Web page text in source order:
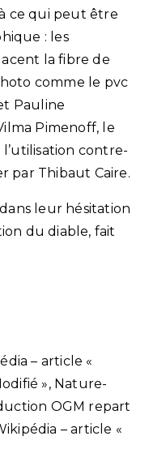
ce qui peut être
: les
la fibre de
comme le pvc
Pauline
Pimenoff, le
contre-
par Thibaut Caire.
leur hésitation
du diable, fait
– article «
», Nature-
OGM repart
– article «